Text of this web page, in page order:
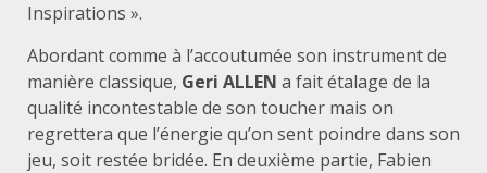
Inspirations ».
Abordant comme à l’accoutumée son instrument de
manière classique, Geri ALLEN a fait étalage de la
qualité incontestable de son toucher mais on
regrettera que l’énergie qu’on sent poindre dans son
jeu, soit restée bridée. En deuxième partie, Fabien